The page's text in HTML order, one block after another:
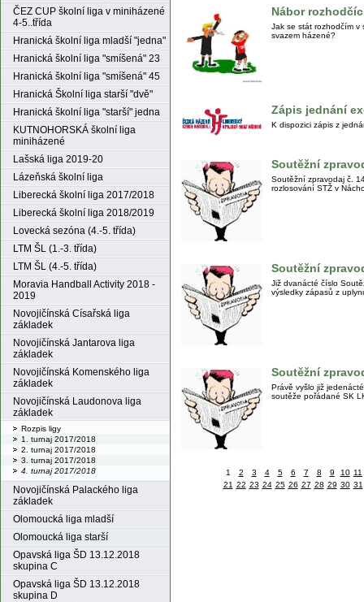
ČEZ CUP školní liga v miniházené
4-5..třída
Hranická školní liga mladší "jedna"
Hranická školní liga "smíšená" 23
Hranická školní liga "smíšená" 45
Hranická Školní liga starší "dvě"
Hranická školní liga "starší" jedna
KUTNOHORSKÁ školní liga
miniházené
Lašská liga 2019-20
Lázeňská školní liga
Liberecká školní liga 2017/2018
Liberecká školní liga 2018/2019
Lovecká sezóna (4.-5. třída)
LTM ŠL (1.-3. třída)
LTM ŠL (4.-5. třída)
Moravia Handball Activity 2018 -
2019
Novojičínská Císařská liga
základek
Novojičínská Jantarova liga
základek
Novojičínská Komenského liga
základek
Novojičínská Laudonova liga
základek
Rozpis ligy
1. turnaj 2017/2018
2. turnaj 2017/2018
3. turnaj 2017/2018
4. turnaj 2017/2018
Novojičínská Palackého liga
základek
Olomoucká liga mladší
Olomoucká liga starší
Opavská liga ŠD 13.12.2018
skupina C
Opavská liga ŠD 13.12.2018
skupina D
Nábor
Jak se stát rozhodčím v
svazem házené?
Zápis jednání
K dispozici zápis z
Soutěžní
Soutěžní zpravodaj č.
rozlosování STŽ v
Soutěžní
Již dvanácté číslo
výsledky zápasů z
Soutěžní
Právě vyšlo již
soutěže pořádané SK
1 2 3 4 5 6 7 8 9 10 11
21 22 23 24 25 26 27 28 29 30 31